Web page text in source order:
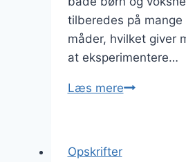
tilberedes på mange
måder, hvilket giver
at eksperimentere…
Læs mereKyllingelår
Opskrifter